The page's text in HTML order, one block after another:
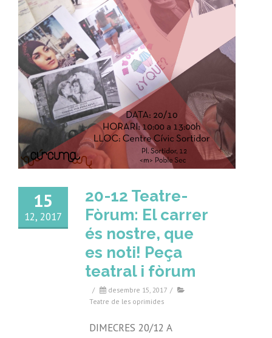
15
12, 2017
20-12 Teatre-
Fòrum: El carrer
és nostre, que
es noti! Peça
teatral i fòrum
/ desembre 15, 2017 /
Teatre de les oprimides
DIMECRES 20/12 A